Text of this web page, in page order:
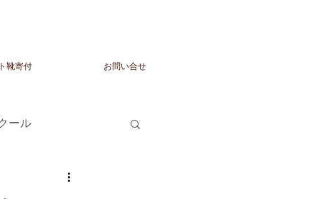
靴寄付 お問い合せ
ール